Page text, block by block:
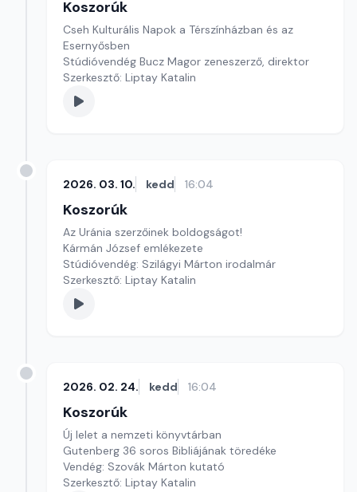
Koszorúk
Cseh Kulturális Napok a Térszínházban és az
Esernyősben
Stúdióvendég Bucz Magor zeneszerző, direktor
Szerkesztő: Liptay Katalin
2026. 03. 10. kedd 16:04
Koszorúk
Az Uránia szerzőinek boldogságot!
Kármán József emlékezete
Stúdióvendég: Szilágyi Márton irodalmár
Szerkesztő: Liptay Katalin
2026. 02. 24. kedd 16:04
Koszorúk
Új lelet a nemzeti könyvtárban
Gutenberg 36 soros Bibliájának töredéke
Vendég: Szovák Márton kutató
Szerkesztő: Liptay Katalin